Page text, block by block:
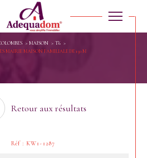
MAISON
T6
MAIRIE MAISON FAMILIALE DE 150 M
Retour aux résultats
Réf : KW1-1287